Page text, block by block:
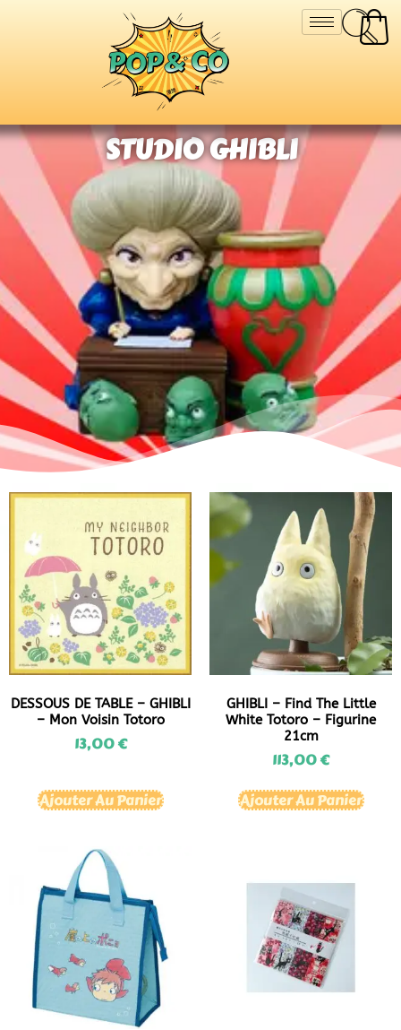
STUDIO GHIBLI
DESSOUS DE TABLE – GHIBLI
– Mon Voisin Totoro
13,00€
Ajouter Au Panier
GHIBLI – Find The Little
White Totoro – Figurine
21cm
113,00€
Ajouter Au Panier